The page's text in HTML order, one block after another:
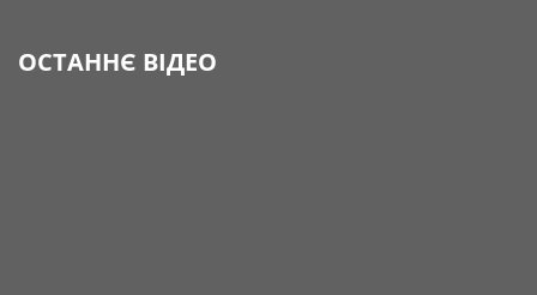
ОСТАННЄ ВІДЕО